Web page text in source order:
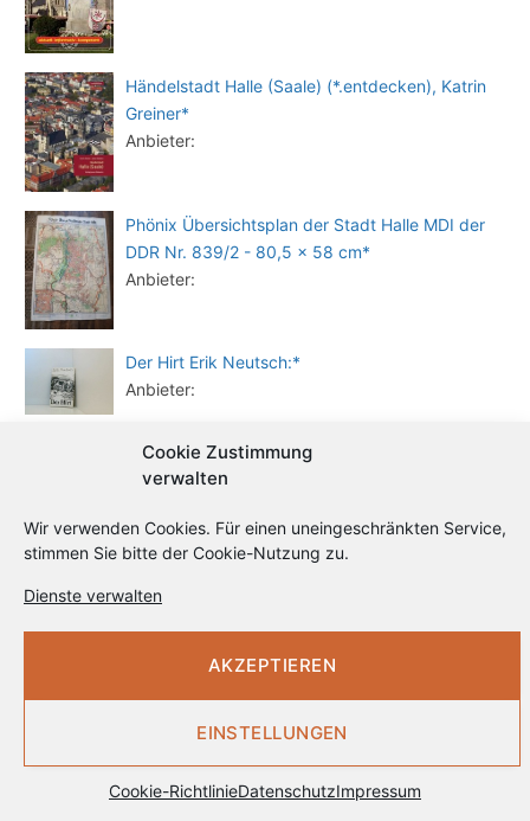
Cookie Zustimmung
verwalten
Wir verwenden Cookies. Für einen uneingeschränkten Service,
stimmen Sie bitte der Cookie-Nutzung zu.
Dienste verwalten
AKZEPTIEREN
EINSTELLUNGEN
Cookie-RichtlinieDatenschutzImpressum
Händelstadt Halle (Saale) (*.entdecken), Katrin
Greiner*
Anbieter:
Phönix Übersichtsplan der Stadt Halle MDI der
DDR Nr. 839/2 - 80,5 x 58 cm*
Anbieter:
Der Hirt Erik Neutsch:*
Anbieter:
Halle (Saale): Stadtführer von Michael Pantenius
| Buch | Zustand sehr gut*
Zuletzt aktualisiert am 04.08.2026 um 16:20 . Wir weisen darauf hin, dass sich hier
ANZEIGE